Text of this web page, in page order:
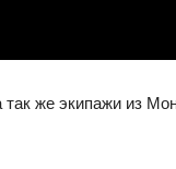
же экипажи из